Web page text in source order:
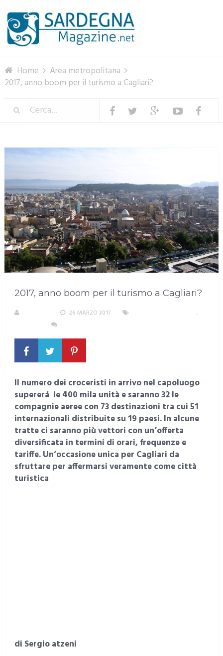
Home
Area metropolitana
2017, anno boom per il turismo a Cagliari?
2017, anno boom per il turismo a Cagliari?
26 MARZO 2017
,
Il numero dei croceristi in arrivo nel capoluogo
supererá le 400 mila unità e saranno 32 le
compagnie aeree con 73 destinazioni tra cui 51
internazionali distribuite su 19 paesi. In alcune
tratte ci saranno più vettori con un’offerta
diversificata in termini di orari, frequenze e
tariffe. Un’occasione unica per Cagliari da
sfruttare per affermarsi veramente come città
turistica
di Sergio atzeni